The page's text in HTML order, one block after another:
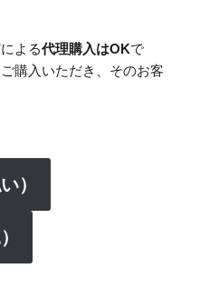
よる代理購入はOKで
購入いただき、そのお客
）